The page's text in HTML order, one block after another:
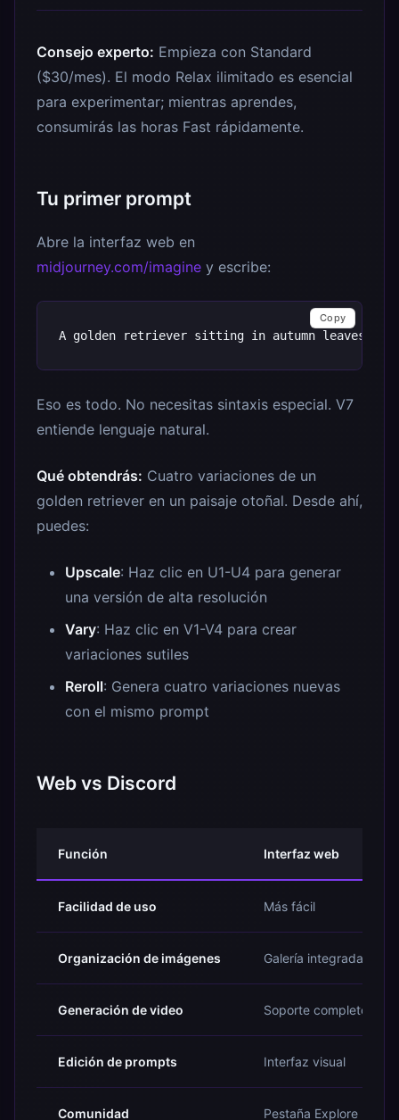
Consejo experto: Empieza con Standard
($30/mes). El modo Relax ilimitado es esencial
para experimentar; mientras aprendes,
consumirás las horas Fast rápidamente.
Tu primer prompt
Abre la interfaz web en
midjourney.com/imagine y escribe:
Copy
Eso es todo. No necesitas sintaxis especial. V7
entiende lenguaje natural.
Qué obtendrás: Cuatro variaciones de un
golden retriever en un paisaje otoñal. Desde ahí,
puedes:
Upscale: Haz clic en U1-U4 para generar
una versión de alta resolución
Vary: Haz clic en V1-V4 para crear
variaciones sutiles
Reroll: Genera cuatro variaciones nuevas
con el mismo prompt
Web vs Discord
Función Interfaz web
Facilidad de uso Más fácil
Organización de imágenes Galería integrada
Generación de video Soporte completo
Edición de prompts Interfaz visual
Comunidad Pestaña Explore